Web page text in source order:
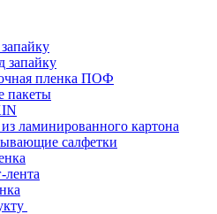
запайку
пленка ПОФ
пакеты
ламинированного картона
салфетки
лента